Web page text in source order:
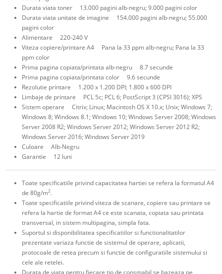
Durata viata toner 13.000 pagini alb-negru; 9.000 pagini color
Durata viata unitate de imagine 154.000 pagini alb-negru; 55.000
pagini color
Alimentare 220-240 V
Viteza copiere/printare A4 Pana la 33 ppm alb-negru; Pana la 33
ppm color
Prima pagina copiata/printata alb-negru 8.7 secunde
Prima pagina copiata/printata color 9.6 secunde
Rezolutie printare 1.200 x 1.200 DPI; 1.800 x 600 DPI
Limbaje de printare PCL 5c; PCL 6; PostScript 3 (CPSI 3016); XPS
Sistem operare Citrix; Linux; Macintosh OS X 10.x; Unix; Windows 7;
Windows 8; Windows 8.1; Windows 10; Windows Server 2008; Windows
Server 2008 R2; Windows Server 2012; Windows Server 2012 R2;
Windows Server 2016; Windows Server 2019
Culoare Alb-Negru
Garantie 12 luni
Toate specificatiile privind capacitatea hartiei se refera la formatul A4
de 80g/m2.
Toate specificatiile privind viteza de scanare, copiere sau printare se
refera la hartie de format A4 ce este scanata, copiata sau printata
transversal, in sistem multipagina, simpla fata.
Suportul si disponibilitatea specificatiilor si functionalitatilor
prezentate variaza functie de sistemul de operare, aplicatii,
protocoale de retea precum si functie de configuratiile sistemului si
cele ale retelei.
Durata de viata pentru fiecare tip de consmabil se bazeaza pe